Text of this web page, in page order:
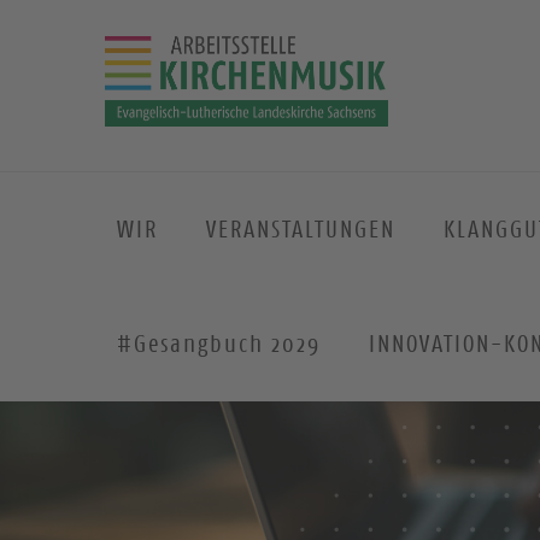
WIR VERANSTALTUNGEN
#Gesangbuch 2029 INNOVATION-